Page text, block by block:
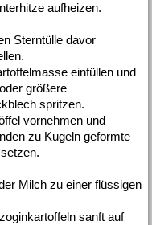
aufheizen.
Sterntülle davor
einfüllen und
größere
spritzen.
vornehmen und
zu Kugeln geformte
Milch zu einer flüssigen
sanft auf